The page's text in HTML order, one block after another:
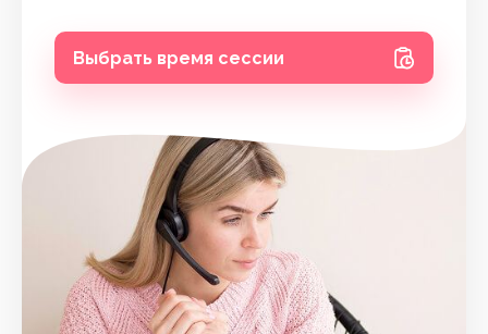
Выбрать время сессии